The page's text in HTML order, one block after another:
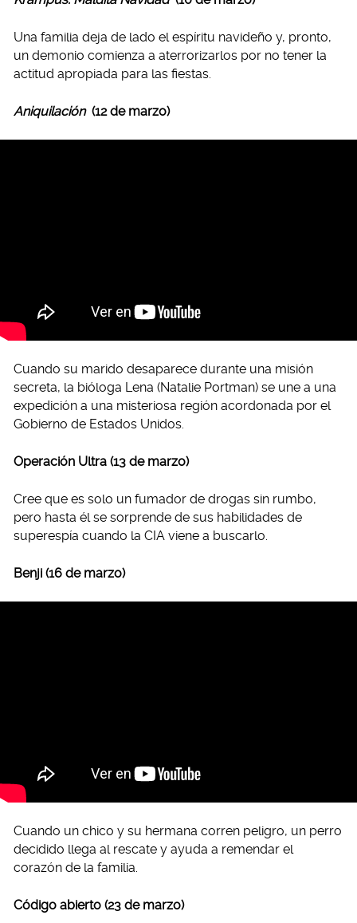
Una familia deja de lado el espíritu navideño y, pronto,
un demonio comienza a aterrorizarlos por no tener la
actitud apropiada para las fiestas.
Aniquilación (12 de marzo)
Cuando su marido desaparece durante una misión
secreta, la bióloga Lena (Natalie Portman) se une a una
expedición a una misteriosa región acordonada por el
Gobierno de Estados Unidos.
Operación Ultra (13 de marzo)
Cree que es solo un fumador de drogas sin rumbo,
pero hasta él se sorprende de sus habilidades de
superespía cuando la CIA viene a buscarlo.
Benji (16 de marzo)
Cuando un chico y su hermana corren peligro, un perro
decidido llega al rescate y ayuda a remendar el
corazón de la familia.
Código abierto (23 de marzo)